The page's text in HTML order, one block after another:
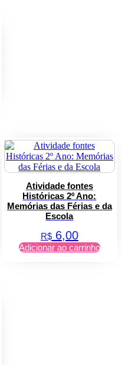
Atividade fontes
Históricas 2º Ano:
Memórias das Férias e da
Escola
R$6,00
Adicionar ao carrinho